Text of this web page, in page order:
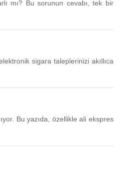
mı? Bu sorunun cevabı, tek bir
sigara taleplerinizi akıllıca
Bu yazıda, özellikle ali ekspres